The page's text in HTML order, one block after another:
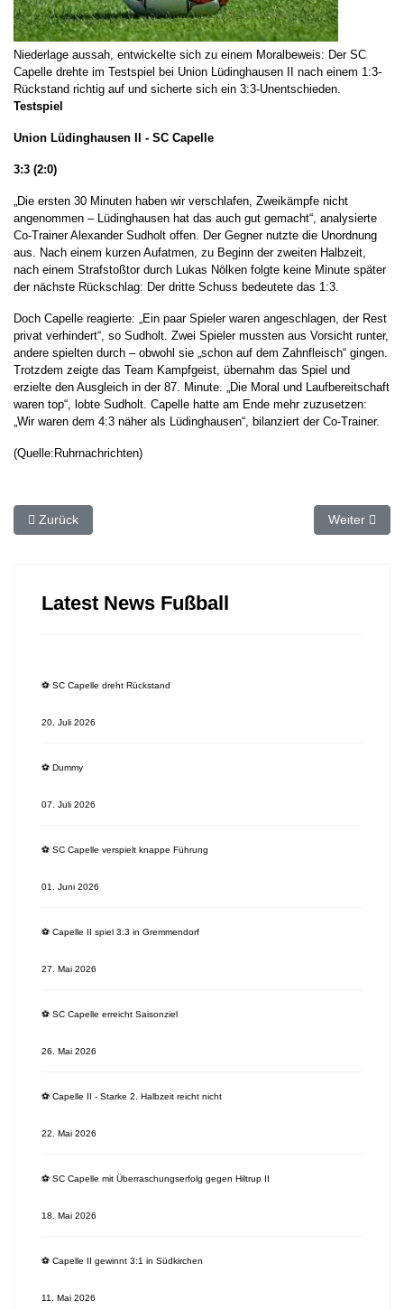
Niederlage aussah, entwickelte sich zu einem Moralbeweis: Der SC
Capelle drehte im Testspiel bei Union Lüdinghausen II nach einem 1:3-
Rückstand richtig auf und sicherte sich ein 3:3-Unentschieden.
Testspiel
Union Lüdinghausen II - SC Capelle
3:3 (2:0)
„Die ersten 30 Minuten haben wir verschlafen, Zweikämpfe nicht
angenommen – Lüdinghausen hat das auch gut gemacht“, analysierte
Co-Trainer Alexander Sudholt offen. Der Gegner nutzte die Unordnung
aus. Nach einem kurzen Aufatmen, zu Beginn der zweiten Halbzeit,
nach einem Strafstoßtor durch Lukas Nölken folgte keine Minute später
der nächste Rückschlag: Der dritte Schuss bedeutete das 1:3.
Doch Capelle reagierte: „Ein paar Spieler waren angeschlagen, der Rest
privat verhindert“, so Sudholt. Zwei Spieler mussten aus Vorsicht runter,
andere spielten durch – obwohl sie „schon auf dem Zahnfleisch“ gingen.
Trotzdem zeigte das Team Kampfgeist, übernahm das Spiel und
erzielte den Ausgleich in der 87. Minute. „Die Moral und Laufbereitschaft
waren top“, lobte Sudholt. Capelle hatte am Ende mehr zuzusetzen:
„Wir waren dem 4:3 näher als Lüdinghausen“, bilanziert der Co-Trainer.
(Quelle:Ruhrnachrichten)
Vorheriger Beitrag: ⚽️ Erstes Pflichtspiel, erster Sieg für SC
Zurück Nächster
Weiter
Latest News Fußball
⚽️ SC Capelle dreht Rückstand
20. Juli 2026
⚽️ Dummy
07. Juli 2026
⚽️ SC Capelle verspielt knappe Führung
01. Juni 2026
⚽️ Capelle II spiel 3:3 in Gremmendorf
27. Mai 2026
⚽️ SC Capelle erreicht Saisonziel
26. Mai 2026
⚽️ Capelle II - Starke 2. Halbzeit reicht nicht
22. Mai 2026
⚽️ SC Capelle mit Überraschungserfolg gegen Hiltrup II
18. Mai 2026
⚽️ Capelle II gewinnt 3:1 in Südkirchen
11. Mai 2026